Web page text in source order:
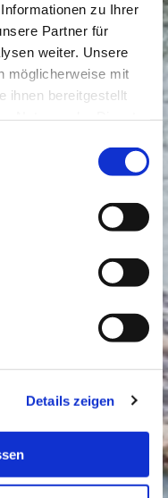
zu Ihrer
Partner für
weiter. Unsere
möglicherweise mit
ihnen bereitgestellt
Details zeigen